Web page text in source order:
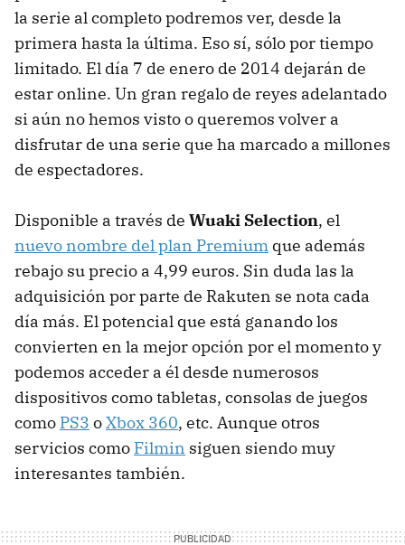
la serie al completo podremos ver, desde la
primera hasta la última. Eso sí, sólo por tiempo
limitado. El día 7 de enero de 2014 dejarán de
estar online. Un gran regalo de reyes adelantado
si aún no hemos visto o queremos volver a
disfrutar de una serie que ha marcado a millones
de espectadores.
Disponible a través de Wuaki Selection, el
nuevo nombre del plan Premium que además
rebajo su precio a 4,99 euros. Sin duda las la
adquisición por parte de Rakuten se nota cada
día más. El potencial que está ganando los
convierten en la mejor opción por el momento y
podemos acceder a él desde numerosos
dispositivos como tabletas, consolas de juegos
como PS3 oXbox 360, etc. Aunque otros
servicios como Filmin siguen siendo muy
interesantes también.